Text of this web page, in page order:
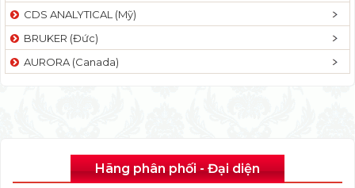
CDS ANALYTICAL (Mỹ)
BRUKER (Đức)
AURORA (Canada)
Hãng phân phối - Đại diện